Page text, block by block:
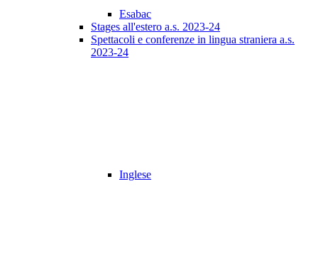
Esabac
Stages all'estero a.s. 2023-24
Spettacoli e conferenze in lingua straniera a.s.
2023-24
Inglese